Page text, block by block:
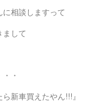
に相談しますって
まして
・
ら新車買えたやん!!!』